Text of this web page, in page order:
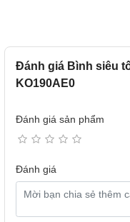
Đánh giá Bình siêu
KO190AE0
Đánh giá sản phẩm
Đánh giá